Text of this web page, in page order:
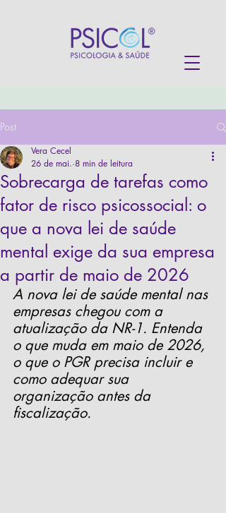
Post
Sobrecarga de tarefas como
fator de risco psicossocial: o
que a nova lei de saúde
mental exige da sua empresa
a partir de maio de 2026
Vera Cecel
26 de mai. 8 min de leitura
A nova lei de saúde mental nas
empresas chegou com a
atualização da NR-1. Entenda
o que muda em maio de 2026,
o que o PGR precisa incluir e
como adequar sua
organização antes da
fiscalização.